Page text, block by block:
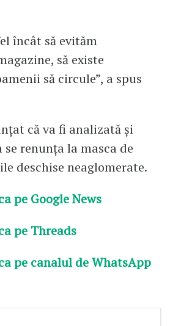
încât să evităm
să existe
să circule”, a spus
că va fi analizată și
renunța la masca de
deschise neaglomerate.
pe Google News
pe Threads
pe canalul de WhatsApp